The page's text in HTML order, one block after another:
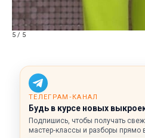
5 / 5
ТЕЛЕГРАМ‑КАНАЛ
Будь в курсе новых
Подпишись, чтобы получать
мастер‑классы и разборы прямо